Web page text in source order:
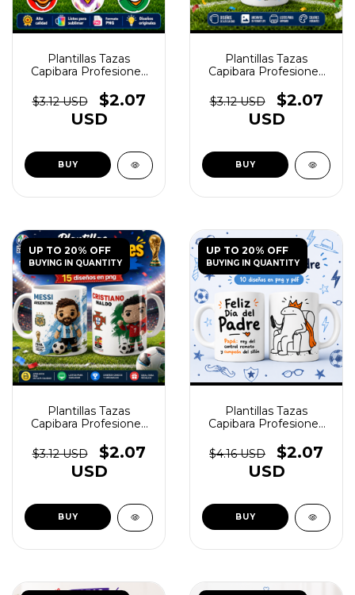
Plantillas Tazas
Capibara Profesiones
(copia) - (copia) -
(copia) - (copia) -
(copia) - (copia) -
(copia) - (copia) -
(copia) - (copia) -
(copia) - (copia) -
$3.12 USD
$2.07
USD
Plantillas Tazas
Capibara Profesiones
(copia) - (copia) -
(copia) - (copia) -
(copia) - (copia) -
(copia) - (copia) -
(copia) - (copia) -
(copia) - (copia) -
$3.12 USD
$2.07
USD
UP TO 20% OFF
BUYING IN QUANTITY
Plantillas Tazas
Capibara Profesiones
(copia) - (copia) -
(copia) - (copia) -
(copia) - (copia) -
(copia) - (copia) -
(copia) - (copia) -
(copia) - (copia)
$3.12 USD
$2.07
USD
UP TO 20% OFF
BUYING IN QUANTITY
Plantillas Tazas
Capibara Profesiones
(copia) - (copia) -
(copia) - (copia) -
(copia) - (copia) -
$4.16 USD
$2.07
USD